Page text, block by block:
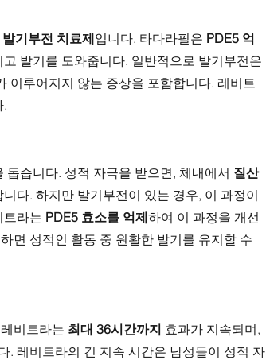
발기부전 치료제입니다. 타다라필은 PDE5 억
발기를 도와줍니다. 일반적으로 발기부전은
이루어지지 않는 증상을 포함합니다. 레비트
.
돕습니다. 성적 자극을 받으면, 체내에서 질산
다. 하지만 발기부전이 있는 경우, 이 과정이
트라는 PDE5 효소를 억제하여 이 과정을 개선
면 성적인 활동 중 원활한 발기를 유지할 수
비트라는 최대 36시간까지 효과가 지속되며,
. 레비트라의 긴 지속 시간은 남성들이 성적 자